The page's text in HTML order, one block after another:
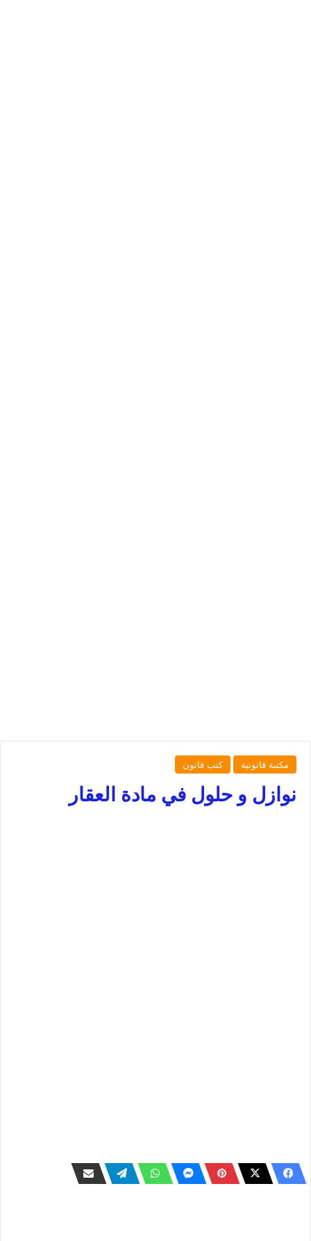
مكتبة قانونية كتب قانون
نوازل و حلول في مادة العقار